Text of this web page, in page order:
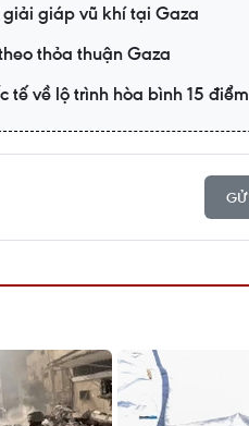
giáp vũ khí tại Gaza
thỏa thuận Gaza
tế về lộ trình hòa bình 15